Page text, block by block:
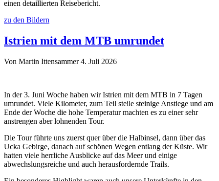
einen detaillierten Reisebericht.
zu den Bildern
Istrien mit dem MTB umrundet
Von Martin Ittensammer 4. Juli 2026
In der 3. Juni Woche haben wir Istrien mit dem MTB in 7 Tagen
umrundet. Viele Kilometer, zum Teil steile steinige Anstiege und am
Ende der Woche die hohe Temperatur machten es zu einer sehr
anstrengen aber lohnenden Tour.
Die Tour führte uns zuerst quer über die Halbinsel, dann über das
Ucka Gebirge, danach auf schönen Wegen entlang der Küste. Wir
hatten viele herrliche Ausblicke auf das Meer und einige
abwechslungsreiche und auch herausfordernde Trails.